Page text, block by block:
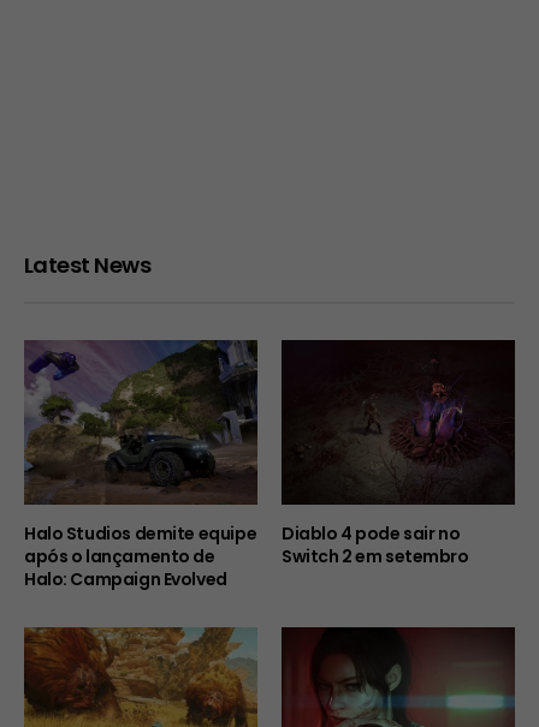
Latest News
Halo Studios demite equipe
após o lançamento de
Halo: Campaign Evolved
Diablo 4 pode sair no
Switch 2 em setembro